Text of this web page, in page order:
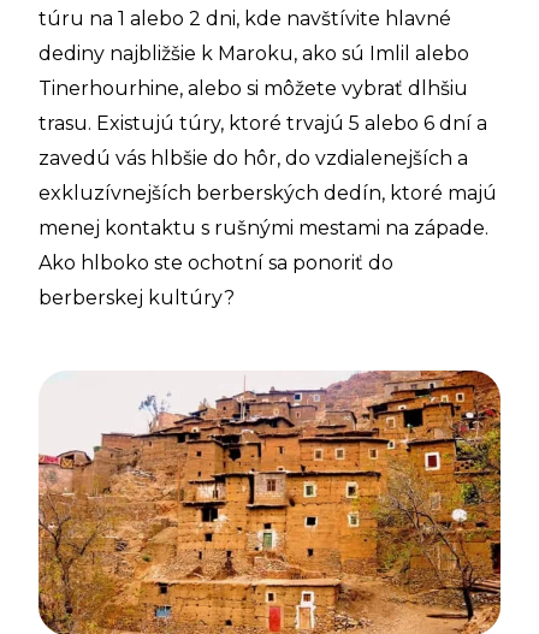
túru na 1 alebo 2 dni, kde navštívite hlavné
dediny najbližšie k Maroku, ako sú Imlil alebo
Tinerhourhine, alebo si môžete vybrať dlhšiu
trasu. Existujú túry, ktoré trvajú 5 alebo 6 dní a
zavedú vás hlbšie do hôr, do vzdialenejších a
exkluzívnejších berberských dedín, ktoré majú
menej kontaktu s rušnými mestami na západe.
Ako hlboko ste ochotní sa ponoriť do
berberskej kultúry?